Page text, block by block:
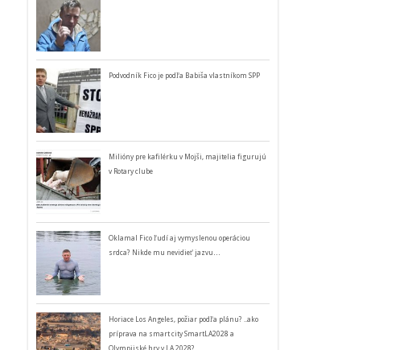
Podvodník Fico je podľa Babiša vlastníkom SPP
Milióny pre kafilérku v Mojši, majitelia figurujú
v Rotary clube
Oklamal Fico ľudí aj vymyslenou operáciou
srdca? Nikde mu nevidieť jazvu…
Horiace Los Angeles, požiar podľa plánu? ..ako
príprava na smart city SmartLA2028 a